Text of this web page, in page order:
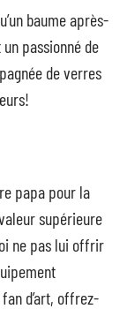
baume après-
passionné de
de verres
papa pour la
supérieure
ne pas lui offrir
d’art, offrez-